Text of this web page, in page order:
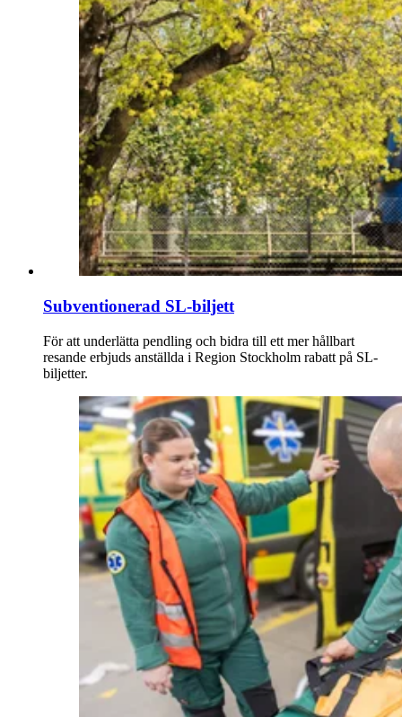
Subventionerad SL-biljett
För att underlätta pendling och bidra till ett mer hållbart
resande erbjuds anställda i Region Stockholm rabatt på SL-
biljetter.